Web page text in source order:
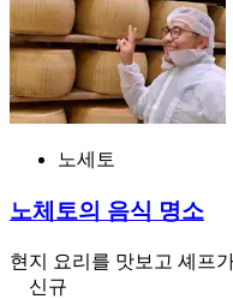
노세토
노체토의 음식 명소
현지 요리를 맛보고 셰프
신규